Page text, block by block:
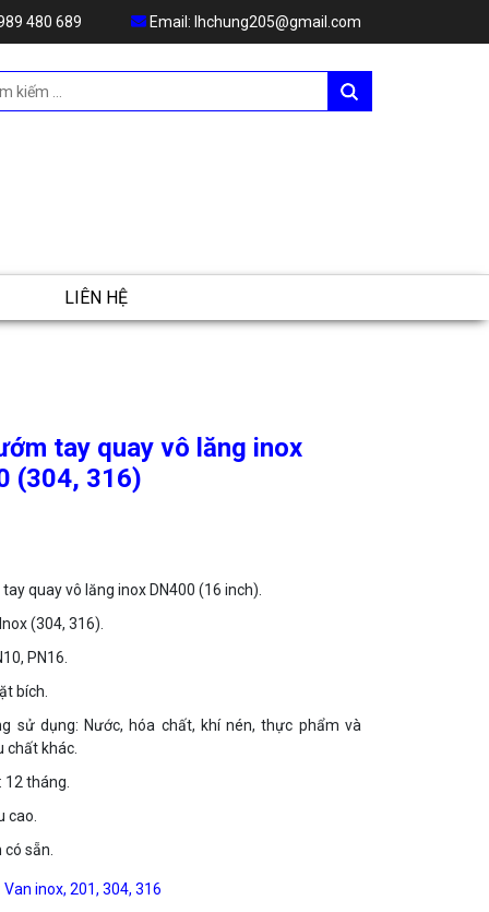
Email: lhchung205@gmail.com
480 689
LIÊN HỆ
tay quay vô lăng inox
(304, 316)
quay vô lăng inox DN400 (16 inch).
(304, 316).
PN16.
bích.
sử dụng: Nước, hóa chất, khí nén, thực phẩm và
chất khác.
12 tháng.
cao.
sẵn.
Van inox, 201, 304, 316